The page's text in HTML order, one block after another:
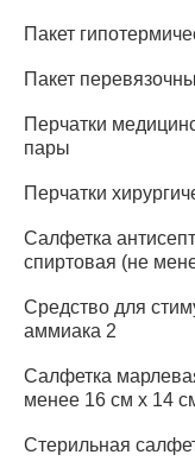
Пакет
Пакет
Перчатки
пары
Перчатки
Салфетка
спиртовая (не
Средство для
аммиака 2
Салфетка
менее 16 см x 14
Стерильная